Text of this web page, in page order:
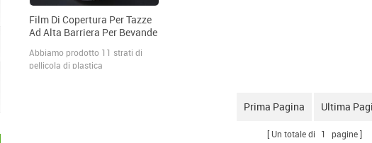
Film Di Copertura Per Tazze
Ad Alta Barriera Per Bevande
Abbiamo prodotto 11 strati di
pellicola di plastica
Prima Pagina Ultima
Un totale di 1 pagine